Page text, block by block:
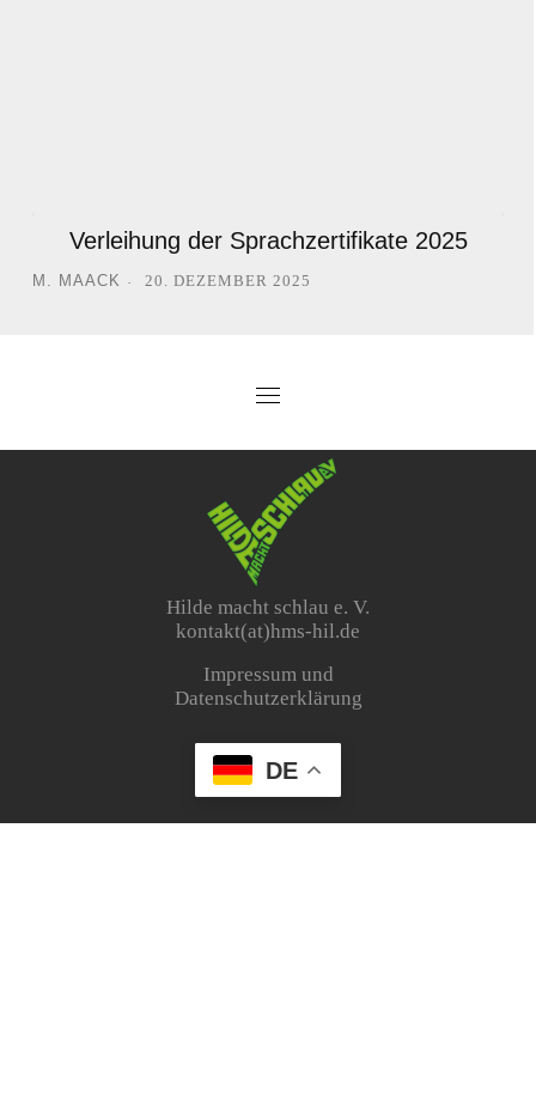
Verleihung der Sprachzertifikate 2025
M. MAACK 20. DEZEMBER 2025
Hilde macht schlau e. V.
kontakt(at)hms-hil.de
Impressum und
Datenschutzerklärung
DE